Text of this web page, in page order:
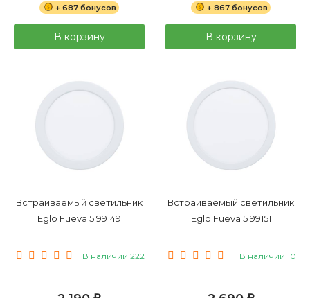
+ 687 бонусов
В корзину
+ 867 бонусов
В корзину
Встраиваемый светильник
Eglo Fueva 5 99149
В наличии 222
Встраиваемый светильник
Eglo Fueva 5 99151
В наличии 10